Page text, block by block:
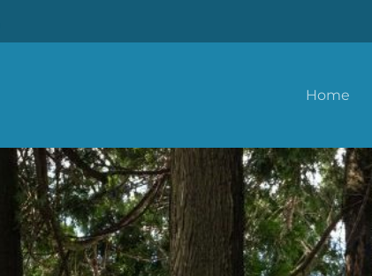
Home